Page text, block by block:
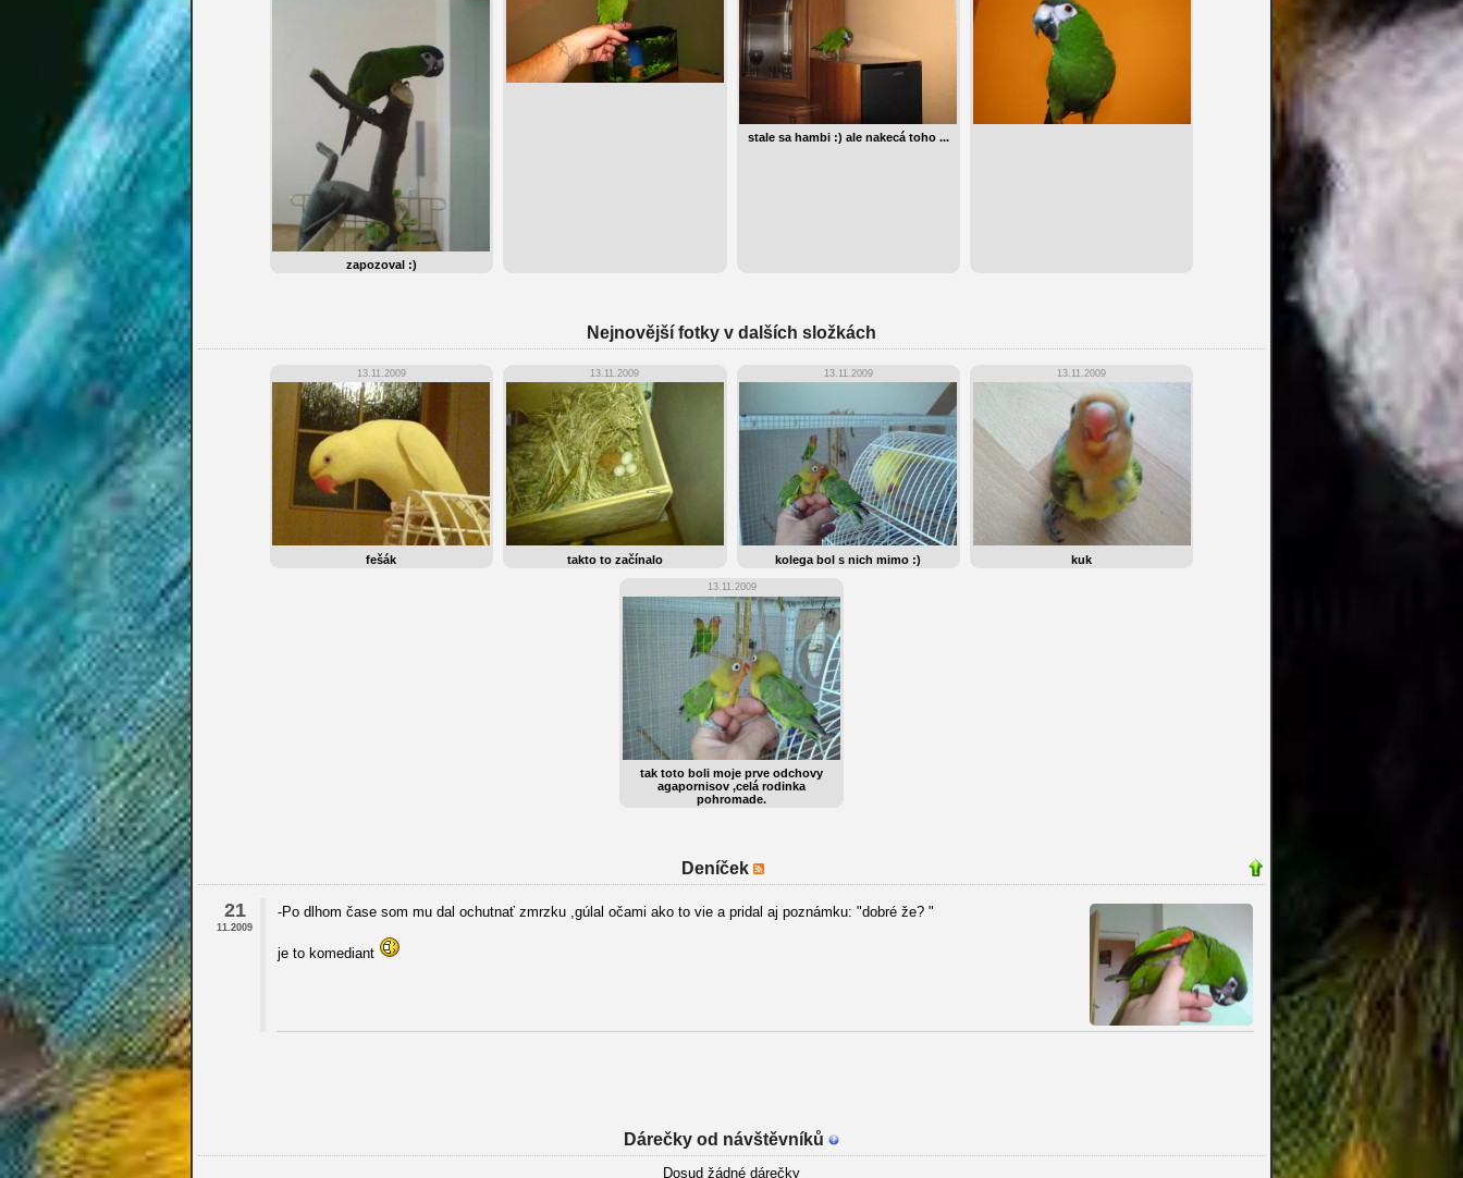
zapozoval :)
stale sa hambi :) ale nakecá toho ...
Nejnovější fotky v dalších složkách
13.11.2009
fešák
13.11.2009
takto to začínalo
13.11.2009
kolega bol s nich mimo :)
13.11.2009
kuk
13.11.2009
tak toto boli moje prve odchovy
agapornisov ,celá rodinka
pohromade.
Deníček
21
11.2009
-Po dlhom čase som mu dal ochutnať zmrzku ,gúlal očami ako to vie a pridal aj poznámku: "dobré že? "
je to komediant
Dárečky od návštěvníků
Dosud žádné dárečky